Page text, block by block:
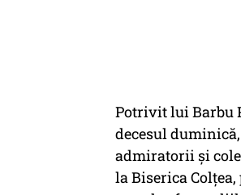
Potrivit lui Barbu
decesul
admiratorii şi
la Biserica